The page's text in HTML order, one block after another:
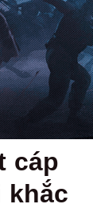
cáp
khắc